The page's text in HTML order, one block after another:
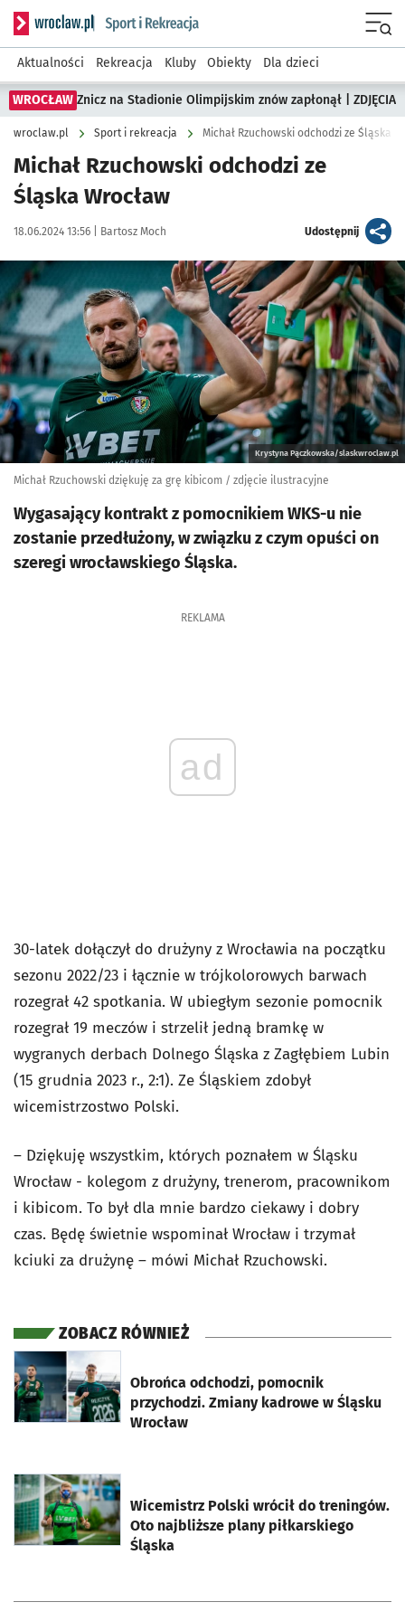
Serwis informacyjny wroclaw.pl podserwis: Sport i rekreacja
Aktualności Rekreacja Kluby Obiekty Dla dzieci
WROCŁAW Znicz na Stadionie Olimpijskim znów zapłonął | ZDJĘCIA
wroclaw.pl Sport i rekreacja Michał Rzuchowski odchodzi ze Śląska
Michał Rzuchowski odchodzi ze
Śląska Wrocław
Data publikacji:
18.06.2024 13:56 | Autor:
Bartosz Moch Udostępnijartykuł
Kliknij, aby powiększyć
Krystyna Pączkowska/slaskwroclaw.pl
Michał Rzuchowski dziękuję za grę kibicom / zdjęcie ilustracyjne
Wygasający kontrakt z pomocnikiem WKS-u nie
zostanie przedłużony, w związku z czym opuści on
szeregi wrocławskiego Śląska.
REKLAMA
ad
30-latek dołączył do drużyny z Wrocławia na początku
sezonu 2022/23 i łącznie w trójkolorowych barwach
rozegrał 42 spotkania. W ubiegłym sezonie pomocnik
rozegrał 19 meczów i strzelił jedną bramkę w
wygranych derbach Dolnego Śląska z Zagłębiem Lubin
(15 grudnia 2023 r., 2:1). Ze Śląskiem zdobył
wicemistrzostwo Polski.
– Dziękuję wszystkim, których poznałem w Śląsku
Wrocław - kolegom z drużyny, trenerom, pracownikom
i kibicom. To był dla mnie bardzo ciekawy i dobry
czas. Będę świetnie wspominał Wrocław i trzymał
kciuki za drużynę – mówi Michał Rzuchowski.
ZOBACZ RÓWNIEŻ
Obrońca odchodzi, pomocnik
przychodzi. Zmiany kadrowe w Śląsku
Wrocław
otworzy się w nowej karcie
Wicemistrz Polski wrócił do treningów.
Oto najbliższe plany piłkarskiego
Śląska
otworzy się w nowej karcie